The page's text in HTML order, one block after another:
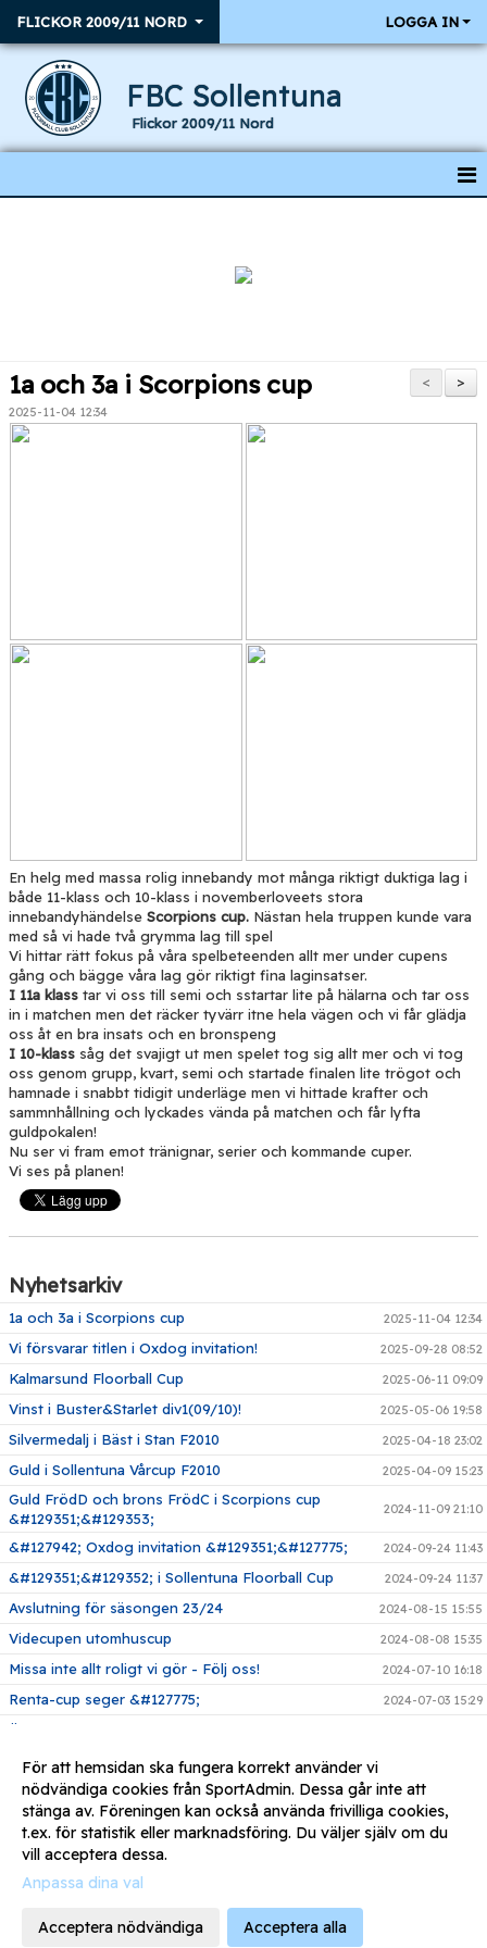
FLICKOR 2009/11 NORD LOGGA IN
FBC Sollentuna
Flickor 2009/11 Nord
TRUPPEN
>
<
1a och 3a i Scorpions cup
2025-11-04 12:34
En helg med massa rolig innebandy mot många riktigt duktiga lag i
både 11-klass och 10-klass i novemberloveets stora
innebandyhändelse Scorpions cup. Nästan hela truppen kunde vara
med så vi hade två grymma lag till spel
Vi hittar rätt fokus på våra spelbeteenden allt mer under cupens
gång och bägge våra lag gör riktigt fina laginsatser.
I 11a klass tar vi oss till semi och sstartar lite på hälarna och tar oss
in i matchen men det räcker tyvärr itne hela vägen och vi får glädja
oss åt en bra insats och en bronspeng
I 10-klass såg det svajigt ut men spelet tog sig allt mer och vi tog
oss genom grupp, kvart, semi och startade finalen lite trögot och
hamnade i snabbt tidigit underläge men vi hittade krafter och
sammnhållning och lyckades vända på matchen och får lyfta
guldpokalen!
Nu ser vi fram emot tränignar, serier och kommande cuper.
Vi ses på planen!
Nyhetsarkiv
1a och 3a i Scorpions cup 2025-11-04 12:34
Vi försvarar titlen i Oxdog invitation! 2025-09-28 08:52
Kalmarsund Floorball Cup 2025-06-11 09:09
Vinst i Buster&Starlet div1(09/10)! 2025-05-06 19:58
Silvermedalj i Bäst i Stan F2010 2025-04-18 23:02
Guld i Sollentuna Vårcup F2010 2025-04-09 15:23
Guld FrödD och brons FrödC i Scorpions cup
&#129351;&#129353;
2024-11-09 21:10
&#127942; Oxdog invitation &#129351;&#127775; 2024-09-24 11:43
&#129351;&#129352; i Sollentuna Floorball Cup 2024-09-24 11:37
Avslutning för säsongen 23/24 2024-08-15 15:55
Videcupen utomhuscup 2024-08-08 15:35
Missa inte allt roligt vi gör - Följ oss! 2024-07-10 16:18
Renta-cup seger &#127775; 2024-07-03 15:29
Örebrocupen silver
Silverhjältar i Scorpions cup FrödD
Vinst i FBC Sollentuna floorball cup 2023-10-10 16:38
Vinst i B-slutspel i Rönnby ungdomscup 2023-09-30 12:32
För att hemsidan ska fungera korrekt använder vi
nödvändiga cookies från SportAdmin. Dessa går inte att
stänga av. Föreningen kan också använda frivilliga cookies,
t.ex. för statistik eller marknadsföring. Du väljer själv om du
vill acceptera dessa.
Anpassa dina val
Acceptera nödvändiga Acceptera alla